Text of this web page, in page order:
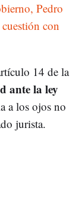
Pedro
con
14 de la
ante la ley
a los ojos no
jurista.